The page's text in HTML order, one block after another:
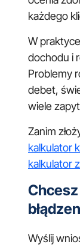
każdego
W
dochodu i
Problemy
debet,
wiele
Zanim
kalkulator
kalkulator
Wyślij